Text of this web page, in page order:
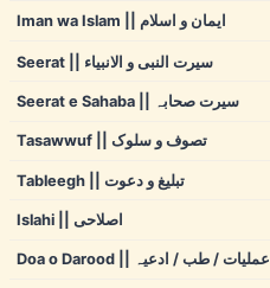
Iman wa Islam || ایمان و اسلام
Seerat || سیرت النبی و الانبیاء
Seerat e Sahaba || سیرت صحابہ
Tasawwuf || تصوف و سلوک
Tableegh || تبلیغ و دعوت
Islahi || اصلاحی
Doa o Darood || عملیات / طب / ادعیہ